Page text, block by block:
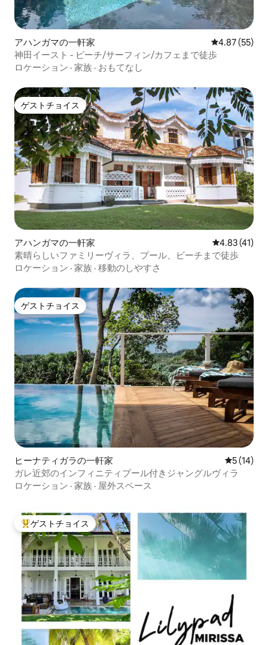
アハンガマの一軒家 レビュー55
4.87 (55)
神田イースト - ビーチ/サーフィン/カフェまで徒歩
ロケーション · 家族 · おもてなし
ゲストチョイス
ゲストチョイス
アハンガマの一軒家 レビュー41
4.83 (41)
素晴らしいファミリーヴィラ、プール、ビーチまで徒歩
ロケーション · 家族 · 移動のしやすさ
ゲストチョイス
ゲストチョイス
ヒーナティガラの一軒家 レビュー
5 (14)
ガレ近郊のインフィニティプール付きジャングルヴィラ
ロケーション · 家族 · 屋外スペース
大好評のゲストチョイスです。
ゲストチョイス